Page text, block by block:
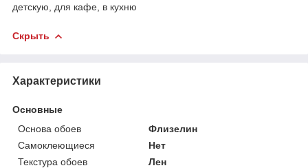
детскую, для кафе, в кухню
Скрыть
Характеристики
Основные
Основа обоев
Флизелин
Самоклеющиеся
Нет
Текстура обоев
Лен